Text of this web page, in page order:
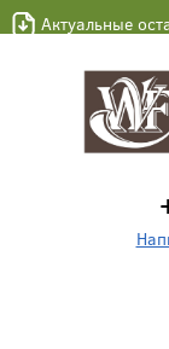
Актуальные